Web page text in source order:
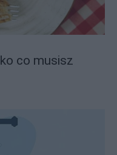
co musisz